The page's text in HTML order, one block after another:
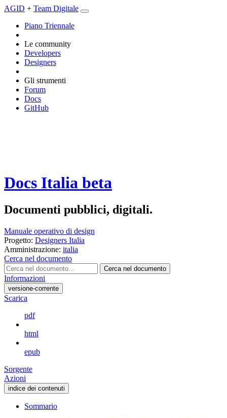
AGID + Team Digitale
Piano Triennale
Le community
Developers
Designers
Gli strumenti
Forum
Docs
GitHub
Docs Italia beta
Documenti pubblici, digitali.
Manuale operativo di design
Progetto: Designers Italia
Amministrazione: italia
Cerca nel documento
Cerca nel documento
Informazioni
versione-corrente
Scarica
pdf
html
epub
Sorgente
Azioni
indice dei contenuti
Sommario